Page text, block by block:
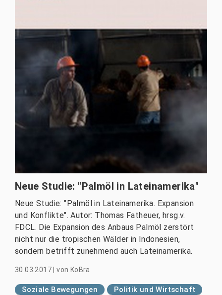
Neue Studie: "Palmöl in Lateinamerika"
Neue Studie: "Palmöl in Lateinamerika. Expansion
und Konflikte". Autor: Thomas Fatheuer, hrsg.v.
FDCL. Die Expansion des Anbaus Palmöl zerstört
nicht nur die tropischen Wälder in Indonesien,
sondern betrifft zunehmend auch Lateinamerika.
30.03.2017 |von KoBra
Soziale Bewegungen
Politik und Wirtschaft